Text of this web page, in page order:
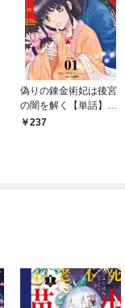
偽りの錬金術妃は後宮
の闇を解く【単話】
（１）
237